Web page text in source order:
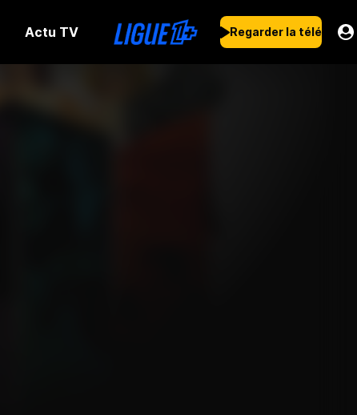
Actu TV Regarder la télé